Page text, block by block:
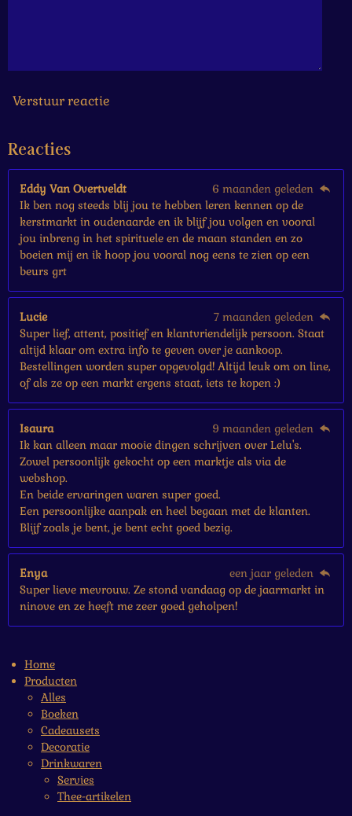
r
r
Verstuur reactie
Reacties
Eddy Van Overtveldt
6 maanden geleden
Ik ben nog steeds blij jou te hebben leren kennen op de
kerstmarkt in oudenaarde en ik blijf jou volgen en vooral
jou inbreng in het spirituele en de maan standen en zo
boeien mij en ik hoop jou vooral nog eens te zien op een
beurs grt
Lucie
7 maanden geleden
Super lief, attent, positief en klantvriendelijk persoon. Staat
altijd klaar om extra info te geven over je aankoop.
Bestellingen worden super opgevolgd! Altijd leuk om on line,
of als ze op een markt ergens staat, iets te kopen :)
Isaura
9 maanden geleden
Ik kan alleen maar mooie dingen schrijven over Lelu's.
Zowel persoonlijk gekocht op een marktje als via de
webshop.
En beide ervaringen waren super goed.
Een persoonlijke aanpak en heel begaan met de klanten.
Blijf zoals je bent, je bent echt goed bezig.
Enya
een jaar geleden
Super lieve mevrouw. Ze stond vandaag op de jaarmarkt in
ninove en ze heeft me zeer goed geholpen!
Home
Producten
Alles
Boeken
Cadeausets
Decoratie
Drinkwaren
Servies
Thee-artikelen